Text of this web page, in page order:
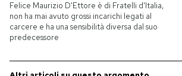
PODCAST
Felice Maurizio D'Ettore è di Fratelli d'Italia,
non ha mai avuto grossi incarichi legati al
carcere e ha una sensibilità diversa dal suo
predecessore